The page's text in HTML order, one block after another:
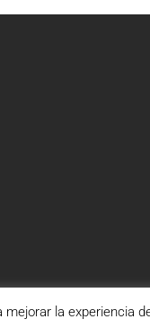
la experiencia